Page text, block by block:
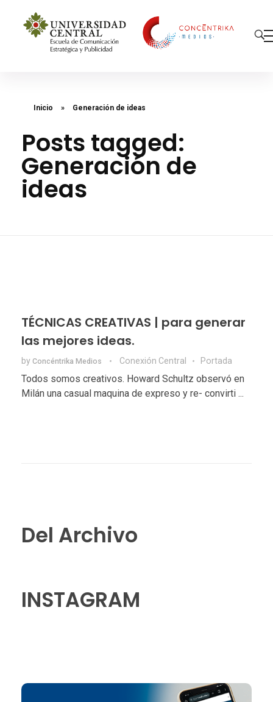
Inicio » Generación de ideas
Posts tagged:
Generación de
ideas
TÉCNICAS CREATIVAS | para generar
las mejores ideas.
by Concéntrika Medios Conexión Central Portada
Todos somos creativos. Howard Schultz observó en
Milán una casual maquina de expreso y re- convirti ...
Del Archivo
INSTAGRAM